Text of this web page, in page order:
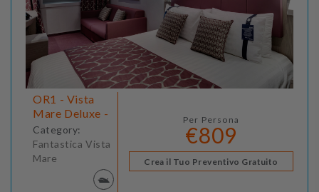
OR1 - Vista
Mare Deluxe -
Category:
Fantastica Vista
Mare
Per Persona
€809
Crea il Tuo Preventivo Gratuito